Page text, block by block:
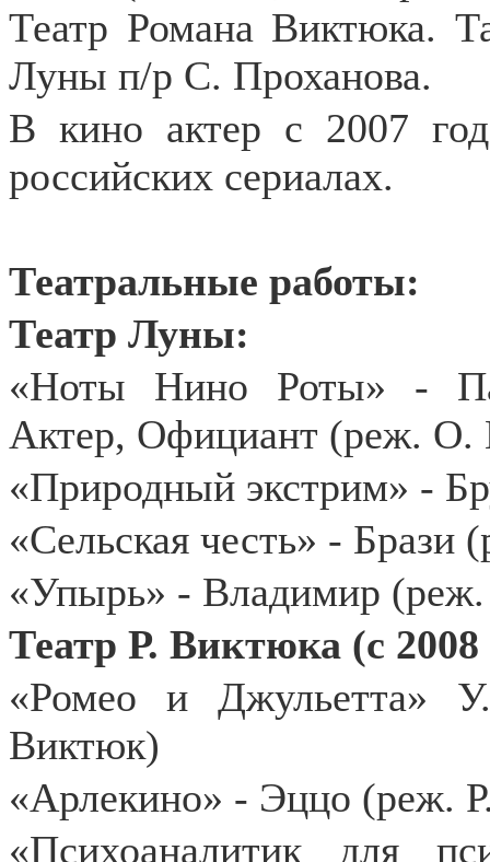
Театр Романа Виктюка.
Луны п/р С. Проханова.
В кино актер с 2007
российских сериалах.
Театральные работы:
Театр Луны:
«Ноты Нино Роты» -
Актер, Официант (реж. О.
«Природный экстрим» -
«Сельская честь» - Брази
«Упырь» - Владимир
Театр Р. Виктюка (с 2008
«Ромео и Джульетта»
Виктюк)
«Арлекино» - Эццо (реж.
«Психоаналитик для